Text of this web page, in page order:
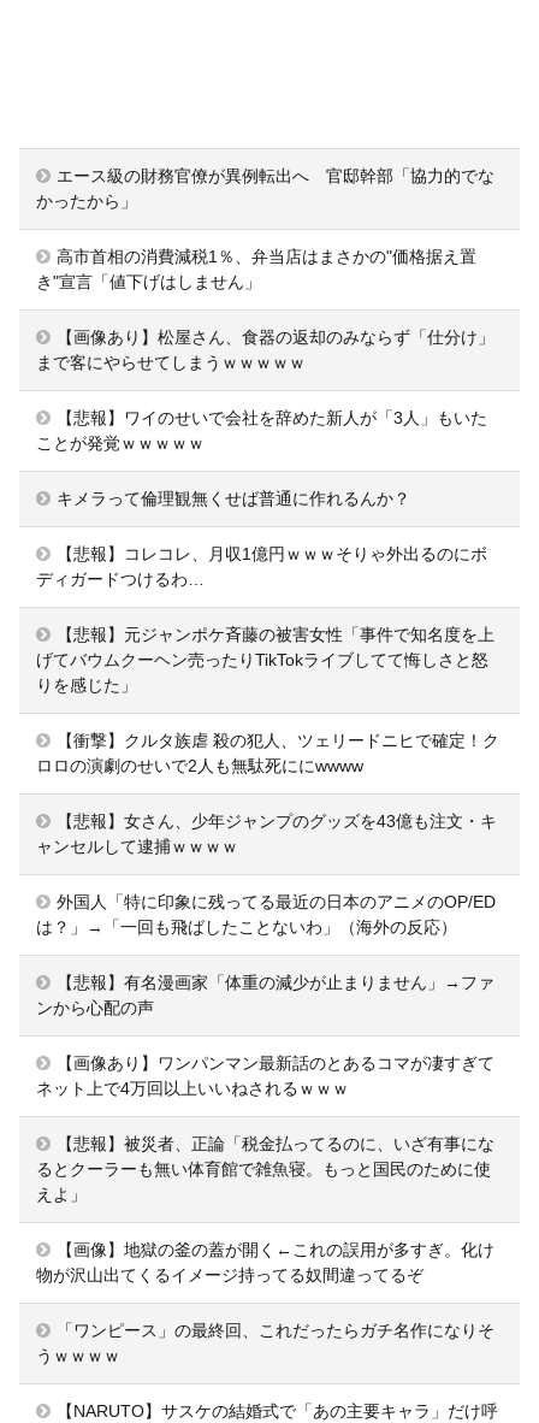
エース級の財務官僚が異例転出へ 官邸幹部「協力的でな
かったから」
高市首相の消費減税1％、弁当店はまさかの"価格据え置
き"宣言「値下げはしません」
【画像あり】松屋さん、食器の返却のみならず「仕分け」
まで客にやらせてしまうｗｗｗｗｗ
【悲報】ワイのせいで会社を辞めた新人が「3人」もいた
ことが発覚ｗｗｗｗｗ
キメラって倫理観無くせば普通に作れるんか？
【悲報】コレコレ、月収1億円ｗｗｗそりゃ外出るのにボ
ディガードつけるわ…
【悲報】元ジャンポケ斉藤の被害女性「事件で知名度を上
げてバウムクーヘン売ったりTikTokライブしてて悔しさと怒
りを感じた」
【衝撃】クルタ族虐 殺の犯人、ツェリードニヒで確定！ク
ロロの演劇のせいで2人も無駄死ににwwww
【悲報】女さん、少年ジャンプのグッズを43億も注文・キ
ャンセルして逮捕ｗｗｗｗ
外国人「特に印象に残ってる最近の日本のアニメのOP/ED
は？」→「一回も飛ばしたことないわ」（海外の反応）
【悲報】有名漫画家「体重の減少が止まりません」→ファ
ンから心配の声
【画像あり】ワンパンマン最新話のとあるコマが凄すぎて
ネット上で4万回以上いいねされるｗｗｗ
【悲報】被災者、正論「税金払ってるのに、いざ有事にな
るとクーラーも無い体育館で雑魚寝。もっと国民のために使
えよ」
【画像】地獄の釜の蓋が開く←これの誤用が多すぎ。化け
物が沢山出てくるイメージ持ってる奴間違ってるぞ
「ワンピース」の最終回、これだったらガチ名作になりそ
うｗｗｗｗ
【NARUTO】サスケの結婚式で「あの主要キャラ」だけ呼